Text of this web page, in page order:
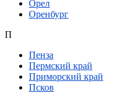
Орел
Оренбург
П
Пенза
Пермский край
Приморский край
Псков